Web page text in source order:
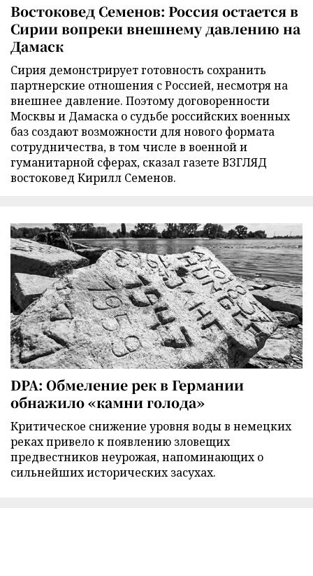
Востоковед Семенов: Россия остается в
Сирии вопреки внешнему давлению на
Дамаск
Сирия демонстрирует готовность сохранить
партнерские отношения с Россией, несмотря на
внешнее давление. Поэтому договоренности
Москвы и Дамаска о судьбе российских военных
баз создают возможности для нового формата
сотрудничества, в том числе в военной и
гуманитарной сферах, сказал газете ВЗГЛЯД
востоковед Кирилл Семенов.
DPA: Обмеление рек в Германии
обнажило «камни голода»
Критическое снижение уровня воды в немецких
реках привело к появлению зловещих
предвестников неурожая, напоминающих о
сильнейших исторических засухах.